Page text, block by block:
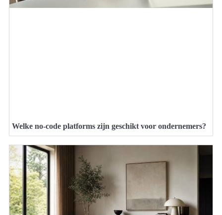
Welke no-code platforms zijn geschikt voor ondernemers?